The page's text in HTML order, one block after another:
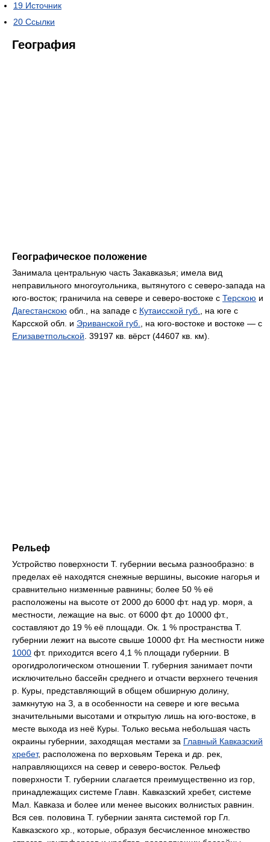
19 Источник
20 Ссылки
География
Географическое положение
Занимала центральную часть Закавказья; имела вид
неправильного многоугольника, вытянутого с северо-запада на
юго-восток; граничила на севере и северо-востоке с Терскою и
Дагестанскою обл., на западе с Кутаисской губ., на юге с
Карсской обл. и Эриванской губ., на юго-востоке и востоке — с
Елизаветпольской. 39197 кв. вёрст (44607 кв. км).
Рельеф
Устройство поверхности Т. губернии весьма разнообразно: в
пределах её находятся снежные вершины, высокие нагорья и
сравнительно низменные равнины; более 50 % её
расположены на высоте от 2000 до 6000 фт. над ур. моря, а
местности, лежащие на выс. от 6000 фт. до 10000 фт.,
составляют до 19 % её площади. Ок. 1 % пространства Т.
губернии лежит на высоте свыше 10000 фт. На местности ниже
1000 фт. приходится всего 4,1 % площади губернии. В
орогидрологическом отношении Т. губерния занимает почти
исключительно бассейн среднего и отчасти верхнего течения
р. Куры, представляющий в общем обширную долину,
замкнутую на З, а в особенности на севере и юге весьма
значительными высотами и открытую лишь на юго-востоке, в
месте выхода из неё Куры. Только весьма небольшая часть
окраины губернии, заходящая местами за Главный Кавказский
хребет, расположена по верховьям Терека и др. рек,
направляющихся на север и северо-восток. Рельеф
поверхности Т. губернии слагается преимущественно из гор,
принадлежащих системе Главн. Кавказский хребет, системе
Мал. Кавказа и более или менее высоких волнистых равнин.
Вся сев. половина Т. губернии занята системой гор Гл.
Кавказского хр., которые, образуя бесчисленное множество